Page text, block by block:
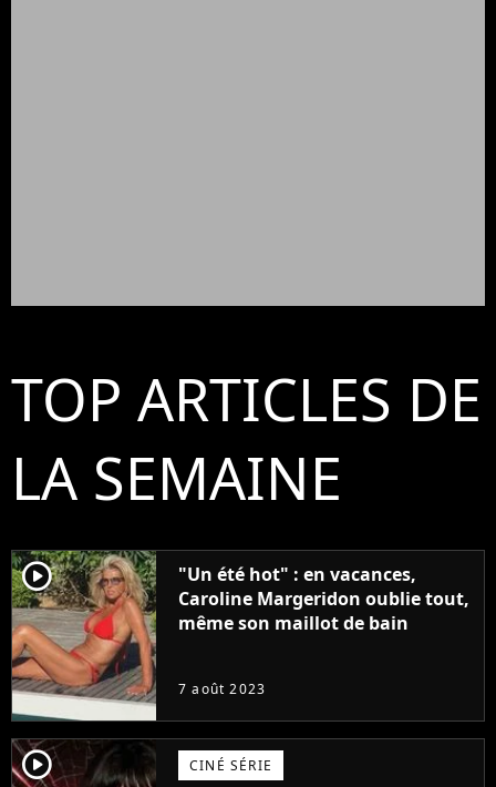
TOP ARTICLES DE
LA SEMAINE
player2
"Un été hot" : en vacances,
Caroline Margeridon oublie tout,
même son maillot de bain
7 août 2023
player2 CINÉ SÉRIE